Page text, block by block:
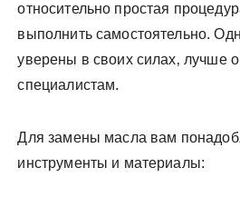
относительно простая
выполнить самостоятельно.
уверены в своих силах‚ лучше
специалистам.
Для замены масла вам
инструменты и материалы: